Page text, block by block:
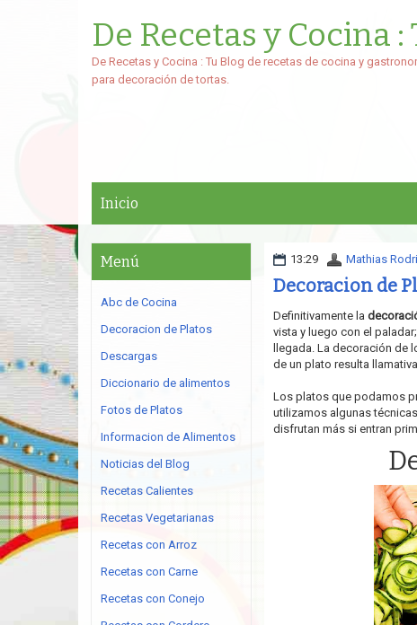
De Recetas y Cocina
De Recetas y Cocina : Tu Blog de recetas de cocina y
para decoración de tortas.
Inicio
13:29 Mathias
Decoracion de
Definitivamente la
vista y luego con el
llegada. La decoración de
de un plato resulta
Los platos que podamos
utilizamos algunas
disfrutan más si entran
Menú
Abc de Cocina
Decoracion de Platos
Descargas
Diccionario de alimentos
Fotos de Platos
Informacion de Alimentos
Noticias del Blog
Recetas Calientes
Recetas Vegetarianas
Recetas con Arroz
Recetas con Carne
Recetas con Conejo